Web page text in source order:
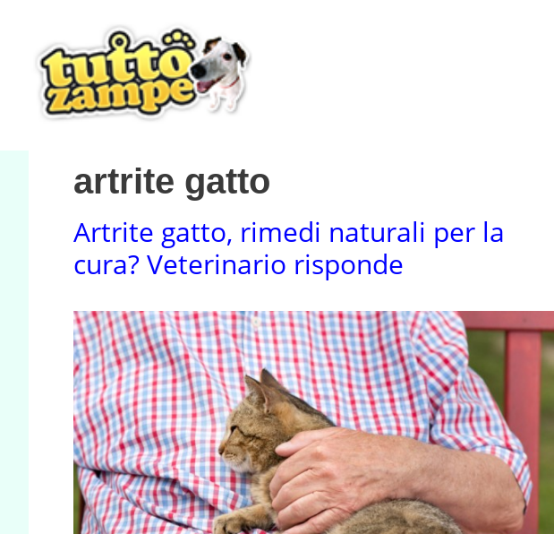
contenuto
artrite gatto
Artrite gatto, rimedi naturali per la
cura? Veterinario risponde